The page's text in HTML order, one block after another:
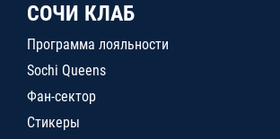
СОЧИ КЛАБ
Программа лояльности
Sochi Queens
Фан-сектор
Стикеры